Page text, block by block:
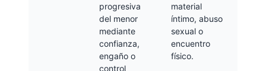
progresiva
del menor
mediante
confianza,
engaño o
control
material
íntimo, abuso
sexual o
encuentro
físico.